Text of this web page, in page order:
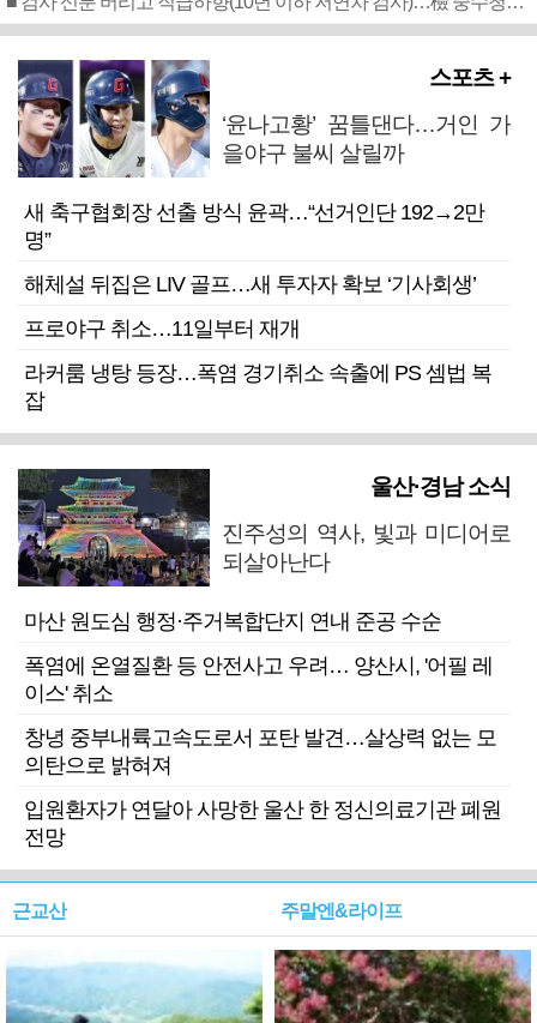
스포츠 +
‘윤나고황’ 꿈틀댄다…거인 가
을야구 불씨 살릴까
새 축구협회장 선출 방식 윤곽…“선거인단 192→2만
명”
해체설 뒤집은 LIV 골프…새 투자자 확보 ‘기사회생’
프로야구 취소…11일부터 재개
라커룸 냉탕 등장…폭염 경기취소 속출에 PS 셈법 복
잡
울산·경남 소식
진주성의 역사, 빛과 미디어로
되살아난다
마산 원도심 행정·주거복합단지 연내 준공 수순
폭염에 온열질환 등 안전사고 우려… 양산시, '어필 레
이스' 취소
창녕 중부내륙고속도로서 포탄 발견…살상력 없는 모
의탄으로 밝혀져
입원환자가 연달아 사망한 울산 한 정신의료기관 폐원
전망
근교산 주말엔&라이프